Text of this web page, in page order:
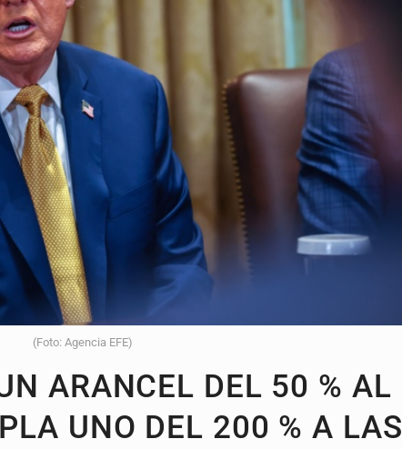
las fallas en Siteur
Mundial de la Lactancia
(Foto: Agencia EFE)
ARANCEL DEL 50 % AL
UNO DEL 200 % A LAS